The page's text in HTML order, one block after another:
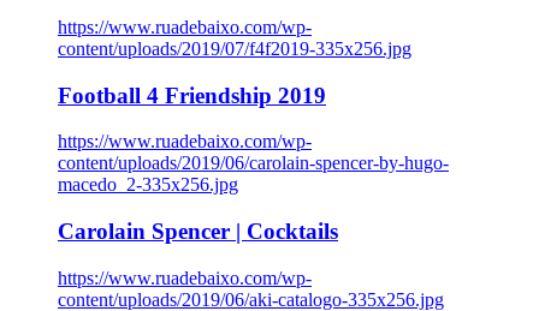
https://www.ruadebaixo.com/wp-
content/uploads/2019/07/f4f2019-335x256.jpg
Football 4 Friendship 2019
https://www.ruadebaixo.com/wp-
content/uploads/2019/06/carolain-spencer-by-hugo-
macedo_2-335x256.jpg
Carolain Spencer | Cocktails
https://www.ruadebaixo.com/wp-
content/uploads/2019/06/aki-catalogo-335x256.jpg